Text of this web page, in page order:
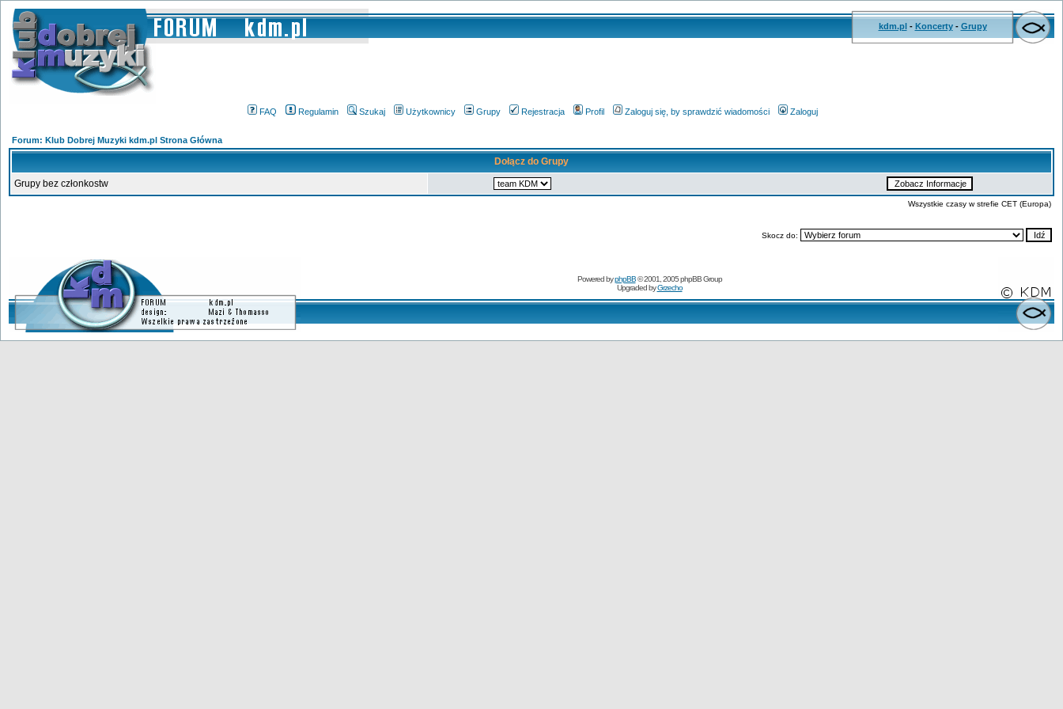
kdm.pl- Koncerty- Grupy
FAQ Regulamin Szukaj Użytkownicy Grupy Rejestracja Profil Zaloguj się, by sprawdzić wiadomości Zaloguj
Forum: Klub Dobrej Muzyki kdm.pl Strona Główna
Dołącz do Grupy
Grupy bez członkostw
Wszystkie czasy w strefie CET (Europa)
Skocz do:
Powered byphpBB© 2001, 2005 phpBB Group
Upgraded byGrzecho